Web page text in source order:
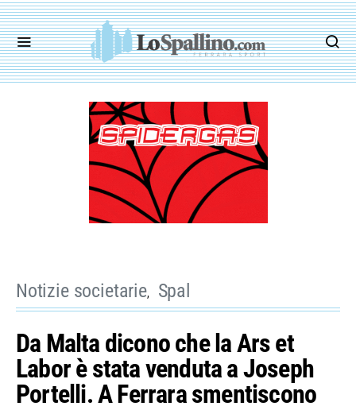
Notizie societarie Spal
Da Malta dicono che la Ars et
Labor è stata venduta a Joseph
Portelli. A Ferrara smentiscono